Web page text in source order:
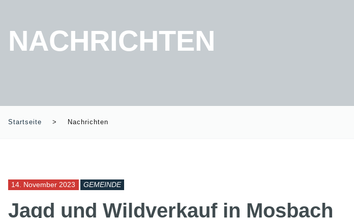
NACHRICHTEN
Startseite Nachrichten
14. November 2023 GEMEINDE
Jagd und Wildverkauf in Mosbach